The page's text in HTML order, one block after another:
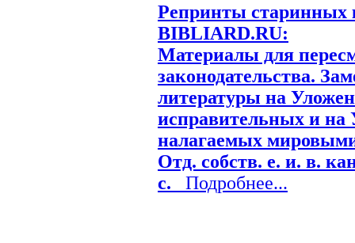
Репринты старинных
BIBLIARD.RU:
Материалы для
законодательства.
литературы на
исправительных и на
налагаемых
Отд. собств. е. и. в.
с. Подробнее...